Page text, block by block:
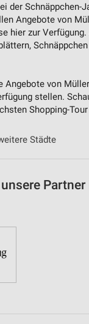
der Schnäppchen-
Angebote von
hier zur
Angebote von
stellen.
Shopping-
Städte
Partner